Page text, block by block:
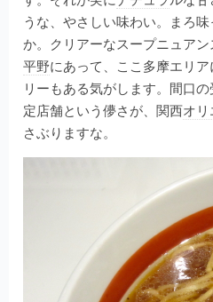
うな、やさしい味わい。まろ
か。クリアーなスープニュア
平野にあって、ここ多摩エリ
リーもある気がします。間口
定店舗という儚さが、関西オリ
さぶりますな。